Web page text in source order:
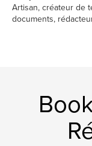
Artisan, créateur de
documents,